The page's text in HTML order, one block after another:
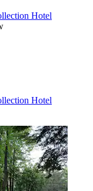
Hotel
Hotel